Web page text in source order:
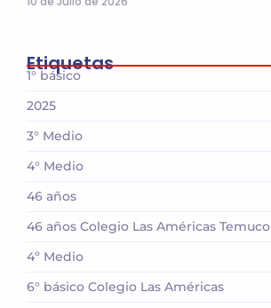
Etiquetas
1° básico
2025
3° Medio
4° Medio
46 años
46 años Colegio Las Américas Temuco
4º Medio
6° básico Colegio Las Américas